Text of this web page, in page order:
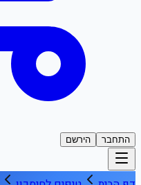
התחבר הירשם